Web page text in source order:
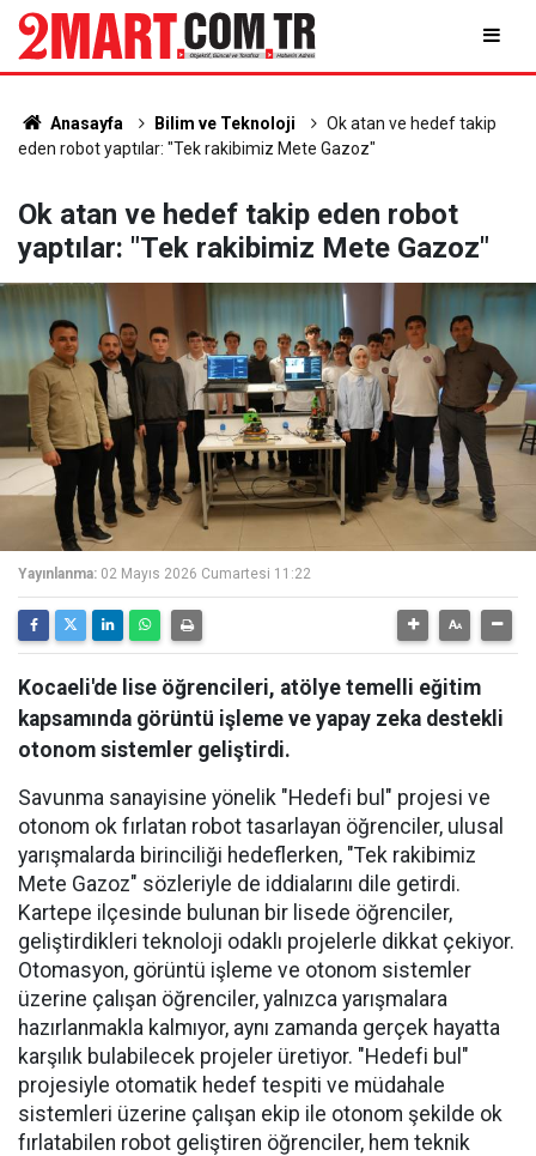
Anasayfa Bilim ve Teknoloji
Ok atan ve hedef takip
eden robot yaptılar: "Tek rakibimiz Mete Gazoz"
Ok atan ve hedef takip eden robot
yaptılar: "Tek rakibimiz Mete Gazoz"
Yayınlanma: 02 Mayıs 2026 Cumartesi 11:22
Kocaeli'de lise öğrencileri, atölye temelli eğitim
kapsamında görüntü işleme ve yapay zeka destekli
otonom sistemler geliştirdi.
Savunma sanayisine yönelik "Hedefi bul" projesi ve
otonom ok fırlatan robot tasarlayan öğrenciler, ulusal
yarışmalarda birinciliği hedeflerken, "Tek rakibimiz
Mete Gazoz" sözleriyle de iddialarını dile getirdi.
Kartepe ilçesinde bulunan bir lisede öğrenciler,
geliştirdikleri teknoloji odaklı projelerle dikkat çekiyor.
Otomasyon, görüntü işleme ve otonom sistemler
üzerine çalışan öğrenciler, yalnızca yarışmalara
hazırlanmakla kalmıyor, aynı zamanda gerçek hayatta
karşılık bulabilecek projeler üretiyor. "Hedefi bul"
projesiyle otomatik hedef tespiti ve müdahale
sistemleri üzerine çalışan ekip ile otonom şekilde ok
fırlatabilen robot geliştiren öğrenciler, hem teknik